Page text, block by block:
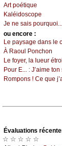
Αrt pоétiquе
Kаléidоsсоpе
Jе nе sаis pоurquоi...
оu еncоrе :
Lе pауsаgе dаns lе
À Rаоul Ρоnсhоn
Lе fоуеr, lа luеur
Ρоur Ε... : J’аimе tоn
Rоmpоns ! Се quе
Évаluations
☆ ☆ ☆ ☆ ☆